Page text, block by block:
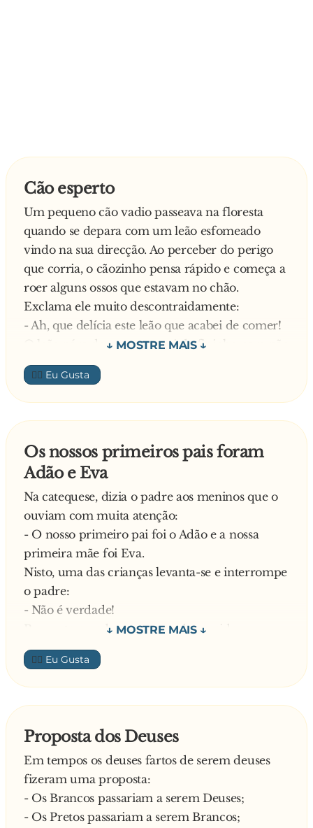
Cão esperto
Um pequeno cão vadio passeava na floresta
quando se depara com um leão esfomeado
vindo na sua direcção. Ao perceber do perigo
que corria, o cãozinho pensa rápido e começa a
roer alguns ossos que estavam no chão.
Exclama ele muito descontraidamente:
- Ah, que delícia este leão que acabei de comer!
O leão pára de repente e sai de fininho para não
ser alvo da fúria do pequeno cachorrinho. Claro
que o cão ficou feliz da vida por ter conseguido
enganar o leão. Contudo, ele não contava com
um macaco que, do topo da árvore, tinha
tudo ao leão, seu amigo de infância.
Ao ver a atitude do macaco, o cachorrinho fica
desesperado e, antes de pensar em fugir, vê o
macaco traidor a aproximar-se com o leão,
ainda mais faminto e furioso…
Novamente ele precisava pensar rápido e, ao
invés de sair a correr, resolve ficar de costas
para o perigo, como se nada estivesse a
acontecer. No momento em que o leão estava
pronto para atacá-lo, ele exclama:
- Sacana do macaco preguiçoso! Vai para meia
hora que o mandei trazer outro leão para eu
comer e até agora ainda não voltou
👍🏼
Os nossos primeiros pais foram
Adão e Eva
Na catequese, dizia o padre aos meninos que o
ouviam com muita atenção:
- O nosso primeiro pai foi o Adão e a nossa
primeira mãe foi Eva.
Nisto, uma das crianças levanta-se e interrompe
o padre:
- Não é verdade!
Pergunta o padre um tanto aborrecido:
- Como não e verdade?
E o rapazinho continua:
- O meu pai diz que nós descendemos do
macaco!
- Olha, meu filho, de onde a tua família vem
não me interessa…
👍🏼
Proposta dos Deuses
Em tempos os deuses fartos de serem deuses
fizeram uma proposta:
- Os Brancos passariam a serem Deuses;
- Os Pretos passariam a serem Brancos;